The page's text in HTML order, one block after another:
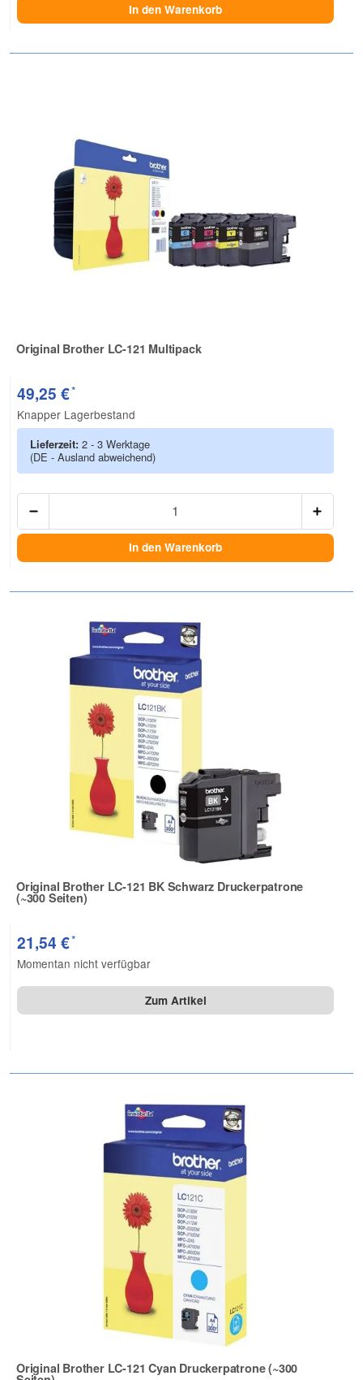
In den Warenkorb
Original Brother LC-121 Multipack
Zur Artikelbewertung
49,25 €*
Knapper Lagerbestand
Lieferzeit: 2 - 3 Werktage
(DE - Ausland abweichend)
In den Warenkorb
Original Brother LC-121 BK Schwarz Druckerpatrone
(~300 Seiten)
Zur Artikelbewertung
21,54 €*
Momentan nicht verfügbar
Zum Artikel
Original Brother LC-121 Cyan Druckerpatrone (~300